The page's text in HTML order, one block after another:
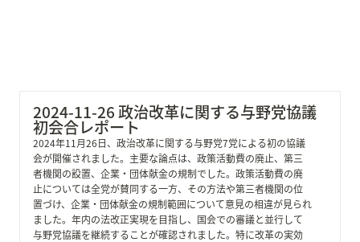
2024-11-26 政治改革に関する与野党協議
初会合レポート
2024年11月26日、政治改革に関する与野党7党による初の協議
会が開催されました。主要な論点は、政策活動費の廃止、第三
者機関の設置、企業・団体献金の規制でした。政策活動費の廃
止については全党が賛同する一方、その方法や第三者機関の位
置づけ、企業・団体献金の規制範囲について意見の相違が見られ
ました。年内の法改正実現を目指し、国会での審議と並行して
与野党協議を継続することが確認されました。特に改革の実効